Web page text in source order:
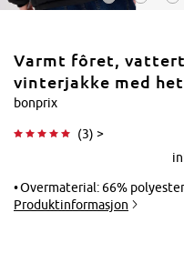
Varmt fôret, vattert
vinterjakke med
bonprix
(3) >
Overmaterial: 66% polyester, 34% polyester (resirkulert), Ermefôr:
Produktinformasjon